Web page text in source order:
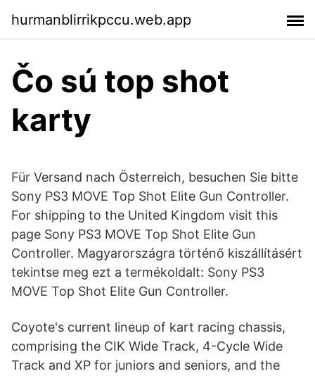
hurmanblirrikpccu.web.app
Čo sú top shot
karty
Für Versand nach Österreich, besuchen Sie bitte
Sony PS3 MOVE Top Shot Elite Gun Controller.
For shipping to the United Kingdom visit this
page Sony PS3 MOVE Top Shot Elite Gun
Controller. Magyarországra történő kiszállításért
tekintse meg ezt a termékoldalt: Sony PS3
MOVE Top Shot Elite Gun Controller.
Coyote's current lineup of kart racing chassis,
comprising the CIK Wide Track, 4-Cycle Wide
Track and XP for juniors and seniors, and the